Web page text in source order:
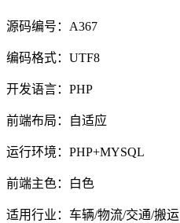
源码编号：A367
编码格式：UTF8
开发语言：PHP
前端布局：自适应
运行环境：PHP+MYSQL
前端主色：白色
适用行业：车辆/物流/交通/搬运